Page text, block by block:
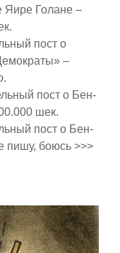
Яире Голане –
пост о
–
пост о Бен-
шек.
пост о Бен-
пишу, боюсь >>>